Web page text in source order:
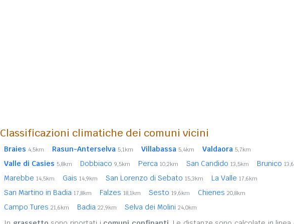
Classificazioni climatiche dei comuni vicini
Braies 4,5km Rasun-Anterselva 5,1km Villabassa 5,4km Valdaora 5,7km
Valle di Casies 5,8km Dobbiaco 9,5km Perca 10,2km San Candido 13,5km Brunico
Marebbe 14,5km Gais 14,9km San Lorenzo di Sebato 15,3km La Valle 17,6km
San Martino in Badia 17,8km Falzes 18,1km Sesto 19,6km Chienes 20,8km
Campo Tures 21,6km Badia 22,9km Selva dei Molini 24,0km